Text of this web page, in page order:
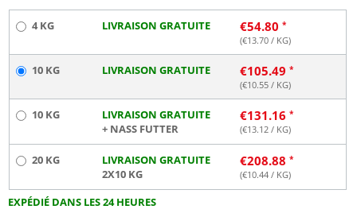
4 KG LIVRAISON GRATUITE €54.80
(€13.70 / KG)
10 KG LIVRAISON GRATUITE €105.49
(€10.55 / KG)
10 KG
LIVRAISON GRATUITE
+ NASS FUTTER
€131.16
(€13.12 / KG)
20 KG
LIVRAISON GRATUITE
2X10 KG
€208.88
(€10.44 / KG)
EXPÉDIÉ DANS LES 24 HEURES